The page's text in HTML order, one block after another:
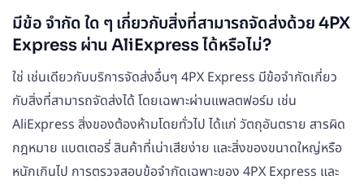
มีข้อ จำกัด ใด ๆ เกี่ยวกับสิ่งที่สามารถจัดส่งด้วย 4PX
Express ผ่าน AliExpress ได้หรือไม่?
ใช่ เช่นเดียวกับบริการจัดส่งอื่นๆ 4PX Express มีข้อจำกัดเกี่ยว
กับสิ่งที่สามารถจัดส่งได้ โดยเฉพาะผ่านแพลตฟอร์ม เช่น
AliExpress สิ่งของต้องห้ามโดยทั่วไป ได้แก่ วัตถุอันตราย สารผิด
กฎหมาย แบตเตอรี่ สินค้าที่เน่าเสียง่าย และสิ่งของขนาดใหญ่หรือ
หนักเกินไป การตรวจสอบข้อจำกัดเฉพาะของ 4PX Express และ